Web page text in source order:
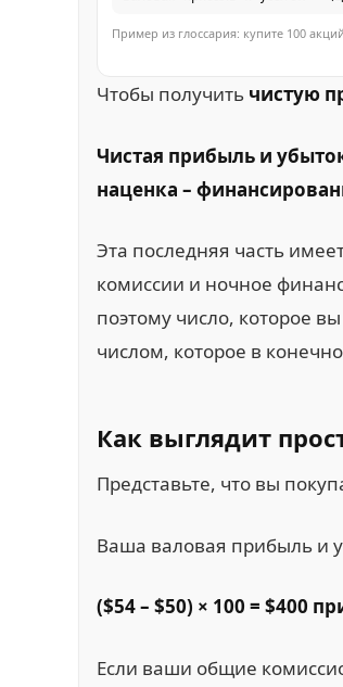
Пример из глоссария: купите 100
Чтобы получить чистую
Чистая прибыль и
наценка –
Эта последняя часть
комиссии и ночное
поэтому число, которое
числом, которое в
Как выглядит
Представьте, что вы
Ваша валовая прибыль и
($54 – $50) × 100 = $400
Если ваши общие